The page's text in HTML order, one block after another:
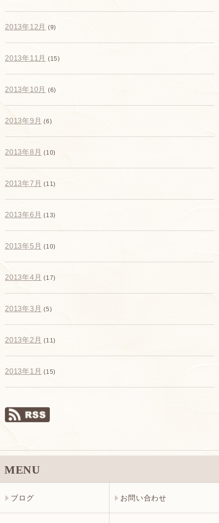
2013年12月 (9)
2013年11月 (15)
2013年10月 (6)
2013年9月 (6)
2013年8月 (10)
2013年7月 (11)
2013年6月 (13)
2013年5月 (10)
2013年4月 (17)
2013年3月 (5)
2013年2月 (11)
2013年1月 (15)
MENU
ブログ お問い合わせ